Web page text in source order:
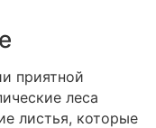
приятной
леса
листья, которые